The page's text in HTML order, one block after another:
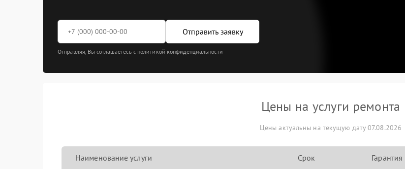
Отправить заявку
Отправляя, Вы соглашаетесь с политикой конфиденциальности
Цены на услуги ремонта
Цены актуальны на текущую дату 07.08.2026
Наименование услуги Срок Гарантия